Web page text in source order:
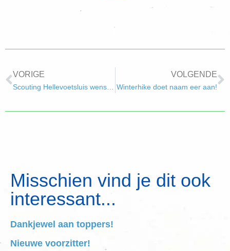
VORIGE VOLGENDE
Winterhike doet naam eer aan!
Misschien vind je dit ook
interessant...
Dankjewel aan toppers!
Nieuwe voorzitter!